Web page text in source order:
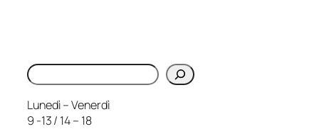
Cerca
Lunedì – Venerdì
9 -13 / 14 – 18